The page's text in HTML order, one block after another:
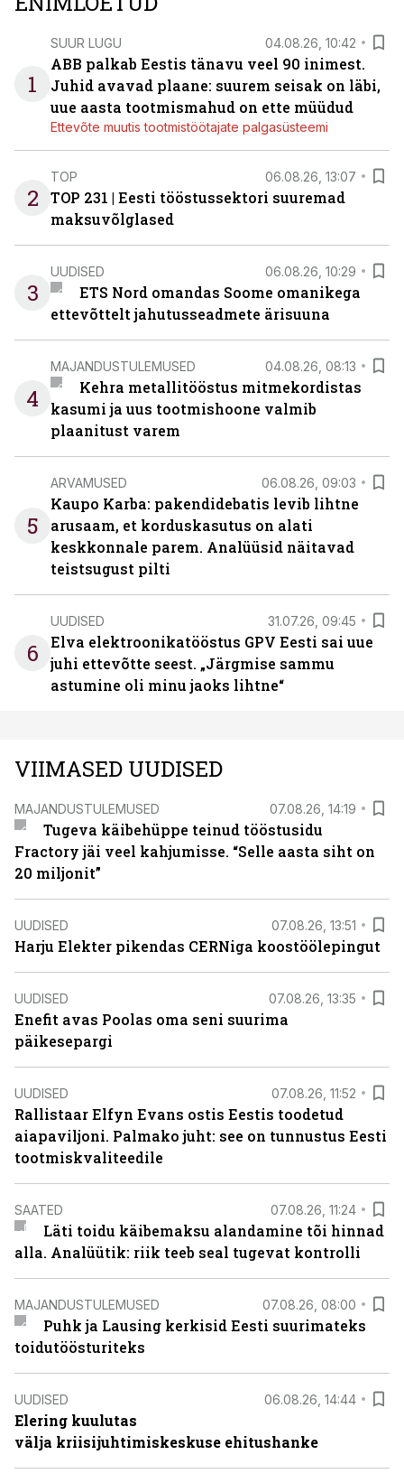
1
SUUR LUGU 04.08.26, 10:42
ABB palkab Eestis tänavu veel 90 inimest.
Juhid avavad plaane: suurem seisak on läbi,
uue aasta tootmismahud on ette müüdud
Ettevõte muutis tootmistöötajate palgasüsteemi
2
TOP 06.08.26, 13:07
TOP 231 | Eesti tööstussektori suuremad
maksuvõlglased
3
UUDISED 06.08.26, 10:29
ETS Nord omandas Soome omanikega
ettevõttelt jahutusseadmete ärisuuna
4
MAJANDUSTULEMUSED 04.08.26, 08:13
Kehra metallitööstus mitmekordistas
kasumi ja uus tootmishoone valmib
plaanitust varem
5
ARVAMUSED 06.08.26, 09:03
Kaupo Karba: pakendidebatis levib lihtne
arusaam, et korduskasutus on alati
keskkonnale parem. Analüüsid näitavad
teistsugust pilti
6
UUDISED 31.07.26, 09:45
Elva elektroonikatööstus GPV Eesti sai uue
juhi ettevõtte seest. „Järgmise sammu
astumine oli minu jaoks lihtne“
VIIMASED UUDISED
MAJANDUSTULEMUSED 07.08.26, 14:19
Tugeva käibehüppe teinud tööstusidu
Fractory jäi veel kahjumisse. “Selle aasta siht on
20 miljonit”
UUDISED 07.08.26, 13:51
Harju Elekter pikendas CERNiga koostöölepingut
UUDISED 07.08.26, 13:35
Enefit avas Poolas oma seni suurima
päikesepargi
UUDISED 07.08.26, 11:52
Rallistaar Elfyn Evans ostis Eestis toodetud
aiapaviljoni. Palmako juht: see on tunnustus Eesti
tootmiskvaliteedile
SAATED 07.08.26, 11:24
Läti toidu käibemaksu alandamine tõi hinnad
alla. Analüütik: riik teeb seal tugevat kontrolli
MAJANDUSTULEMUSED 07.08.26, 08:00
Puhk ja Lausing kerkisid Eesti suurimateks
toidutöösturiteks
UUDISED 06.08.26, 14:44
Elering kuulutas
välja kriisijuhtimiskeskuse ehitushanke